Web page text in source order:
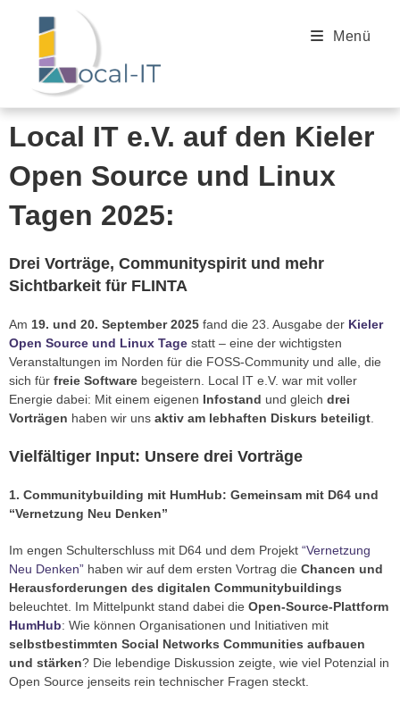
Menü
Local IT e.V. auf den Kieler
Open Source und Linux
Tagen 2025:
Drei Vorträge, Communityspirit und mehr
Sichtbarkeit für FLINTA
Am 19. und 20. September 2025 fand die 23. Ausgabe der Kieler
Open Source und Linux Tage statt – eine der wichtigsten
Veranstaltungen im Norden für die FOSS-Community und alle, die
sich für freie Software begeistern. Local IT e.V. war mit voller
Energie dabei: Mit einem eigenen Infostand und gleich drei
Vorträgen haben wir uns aktiv am lebhaften Diskurs beteiligt
Vielfältiger Input: Unsere drei Vorträge
1. Communitybuilding mit HumHub: Gemeinsam mit D64 und
“Vernetzung Neu Denken”
Im engen Schulterschluss mit D64 und dem Projekt “Vernetzung
Neu Denken” haben wir auf dem ersten Vortrag die Chancen und
Herausforderungen des digitalen Communitybuildings
beleuchtet. Im Mittelpunkt stand dabei die Open-Source-Plattform
HumHub: Wie können Organisationen und Initiativen mit
selbstbestimmten Social Networks Communities aufbauen
und stärken? Die lebendige Diskussion zeigte, wie viel Potenzial in
Open Source jenseits rein technischer Fragen steckt.